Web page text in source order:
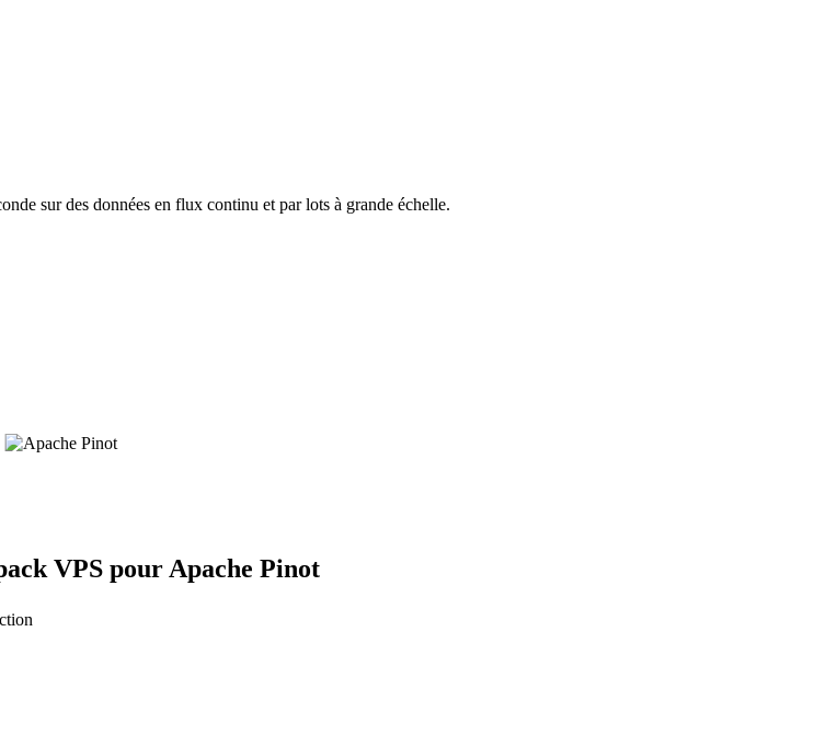
sur des données en flux continu et par lots à grande échelle.
VPS pour Apache Pinot